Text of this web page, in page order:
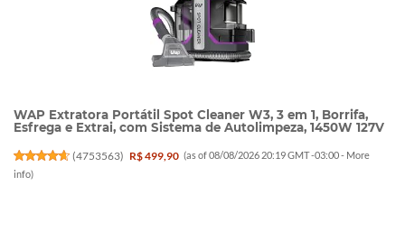
WAP Extratora Portátil Spot Cleaner W3, 3 em 1, Borrifa,
Esfrega e Extrai, com Sistema de Autolimpeza, 1450W 127V
(4753563) R$ 499,90 (as of 08/08/2026 20:19 GMT -03:00 - More
info)